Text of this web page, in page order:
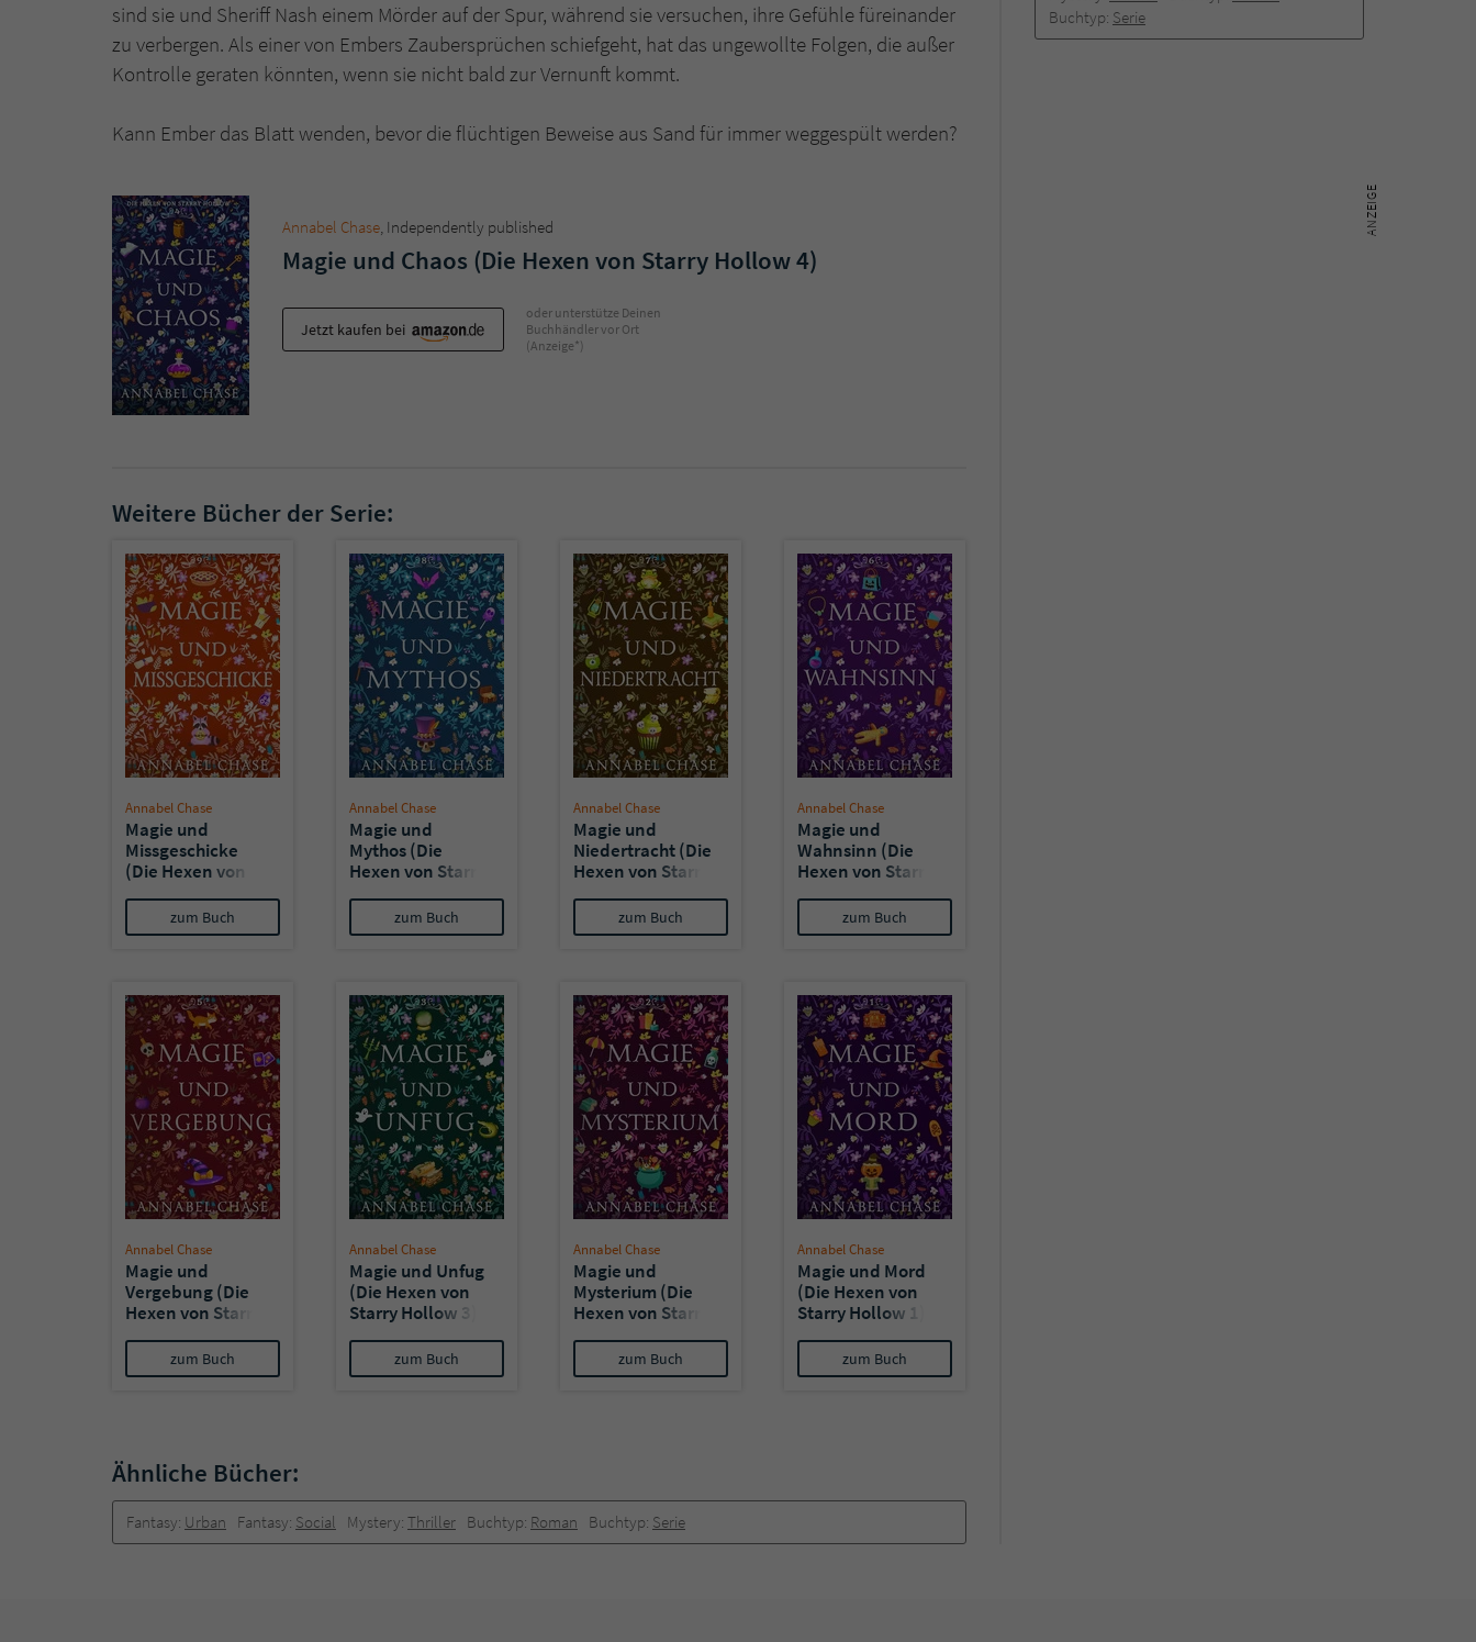
Buchtyp: Serie
sind sie und Sheriff Nash einem Mörder auf der Spur, während sie versuchen, ihre Gefühle füreinander
zu verbergen. Als einer von Embers Zaubersprüchen schiefgeht, hat das ungewollte Folgen, die außer
Kontrolle geraten könnten, wenn sie nicht bald zur Vernunft kommt.
Kann Ember das Blatt wenden, bevor die flüchtigen Beweise aus Sand für immer weggespült werden?
Annabel Chase, ‎Independently published
Magie und Chaos (Die Hexen von Starry Hollow 4)
Jetzt kaufen bei
oder unterstütze Deinen
Buchhändler vor Ort
(Anzeige*)
Weitere Bücher der Serie:
Annabel Chase
Magie und
Missgeschicke
(Die Hexen von
zum Buch
Annabel Chase
Magie und
Mythos (Die
Hexen von Starry
zum Buch
Annabel Chase
Magie und
Niedertracht (Die
Hexen von Starry
zum Buch
Annabel Chase
Magie und
Wahnsinn (Die
Hexen von Starry
zum Buch
Annabel Chase
Magie und
Vergebung (Die
Hexen von Starry
zum Buch
Annabel Chase
Magie und Unfug
(Die Hexen von
Starry Hollow 3)
zum Buch
Annabel Chase
Magie und
Mysterium (Die
Hexen von Starry
zum Buch
Annabel Chase
Magie und Mord
(Die Hexen von
Starry Hollow 1)
zum Buch
Ähnliche Bücher:
Fantasy: Urban Fantasy: Social Mystery: Thriller Buchtyp: Roman Buchtyp: Serie
Name tx_pwcomments_ahash
fe_typo_user
Anbieter Literatur-Couch Medien GmbH & Co. KG